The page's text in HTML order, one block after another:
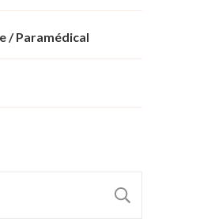
/ Paramédical